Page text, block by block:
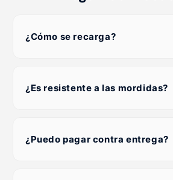
¿Cómo se recarga?
¿Es resistente a las mordidas?
¿Puedo pagar contra entrega?